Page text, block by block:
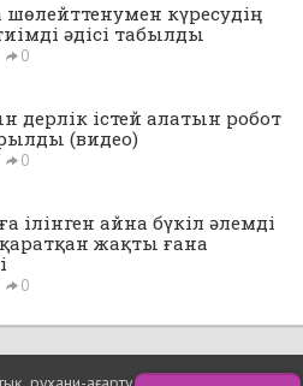
күресудің
әдісі табылды
0
дерлік істей алатын робот
(видео)
0
ілінген айна бүкіл әлемді
қаратқан жақты ғана
0